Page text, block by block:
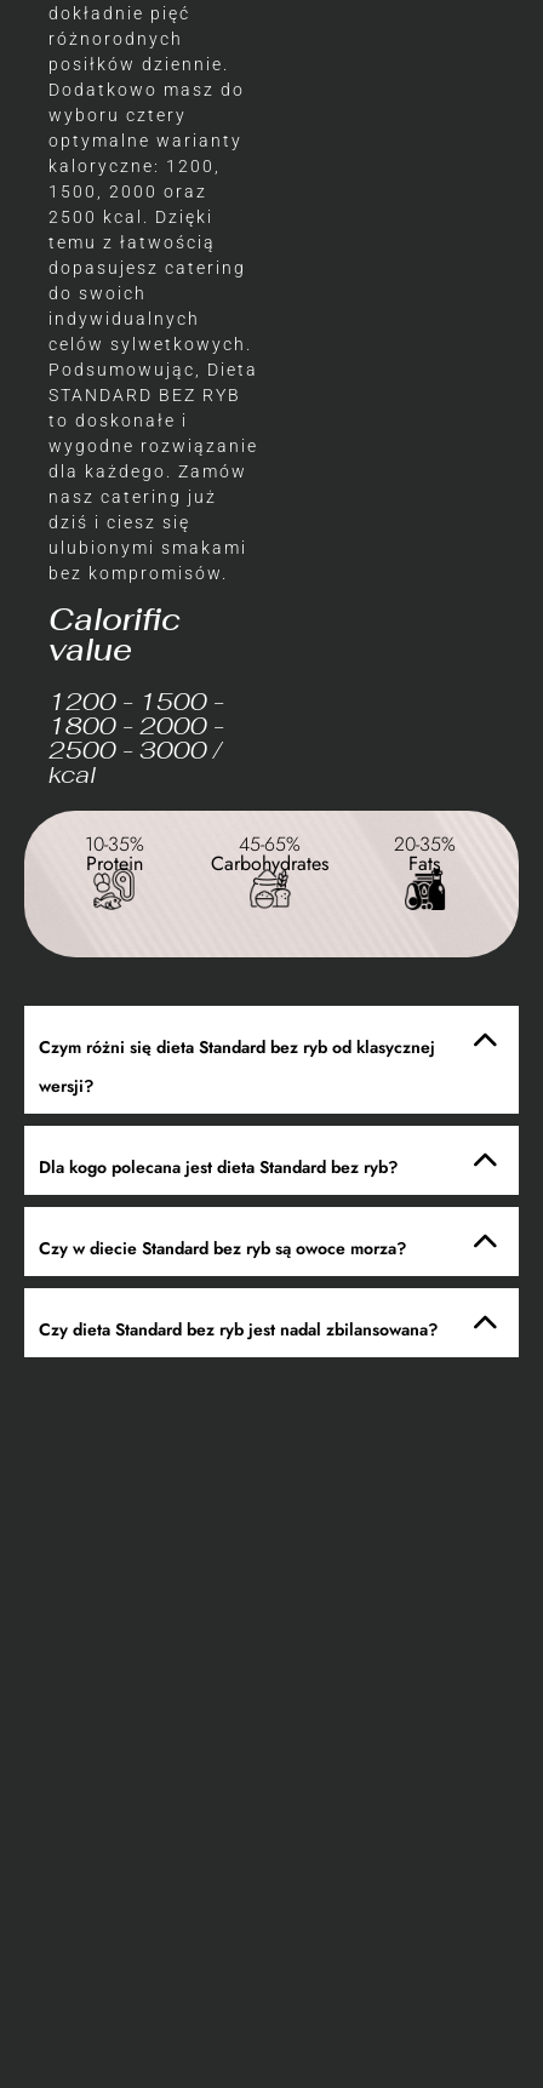
dokładnie pięć
różnorodnych
posiłków dziennie.
Dodatkowo masz do
wyboru cztery
optymalne warianty
kaloryczne: 1200,
1500, 2000 oraz
2500 kcal. Dzięki
temu z łatwością
dopasujesz catering
do swoich
indywidualnych
celów sylwetkowych.
Podsumowując, Dieta
STANDARD BEZ RYB
to doskonałe i
wygodne rozwiązanie
dla każdego. Zamów
nasz catering już
dziś i ciesz się
ulubionymi smakami
bez kompromisów.
Calorific
value
1200 - 1500 -
1800 - 2000 -
2500 - 3000 /
kcal
10-35%
Protein
45-65%
Carbohydrates
20-35%
Fats
Czym różni się dieta Standard bez ryb od klasycznej
wersji?
Dla kogo polecana jest dieta Standard bez ryb?
Czy w diecie Standard bez ryb są owoce morza?
Czy dieta Standard bez ryb jest nadal zbilansowana?